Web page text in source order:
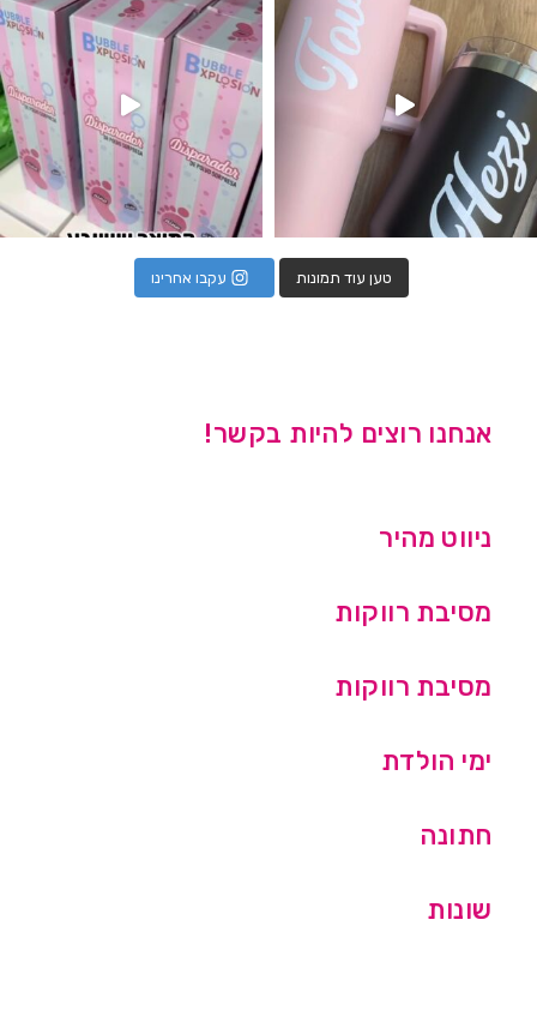
טען עוד תמונות עקבו אחרינו
אנחנו רוצים להיות בקשר!
ניווט מהיר
מסיבת רווקות
מסיבת רווקות
ימי הולדת
חתונה
שונות